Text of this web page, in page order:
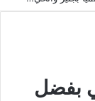
بفضل